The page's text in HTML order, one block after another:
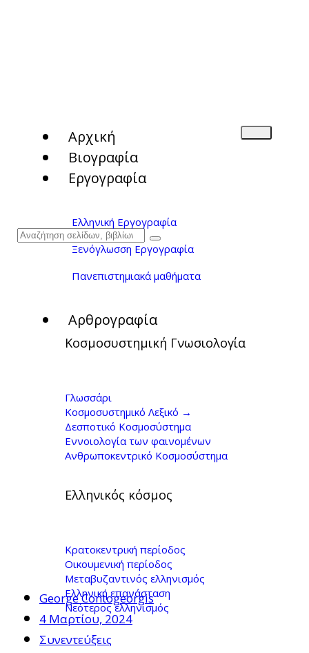
Αρχική
Βιογραφία
Εργογραφία
Ελληνική Εργογραφία
Ξενόγλωσση Εργογραφία
Πανεπιστημιακά μαθήματα
Αρθρογραφία
Κοσμοσυστημική Γνωσιολογία
Γλωσσάρι
Κοσμοσυστημικό Λεξικό →
Δεσποτικό Κοσμοσύστημα
Εννοιολογία των φαινομένων
Ανθρωποκεντρικό Κοσμοσύστημα
Ελληνικός κόσμος
Κρατοκεντρική περίοδος
Οικουμενική περίοδος
Μεταβυζαντινός ελληνισμός
Ελληνική επανάσταση
Νεότερος ελληνισμός
χρόνια
μεταπολίτευσης
George Contogeorgis
4 Μαρτίου, 2024
Συνεντεύξεις